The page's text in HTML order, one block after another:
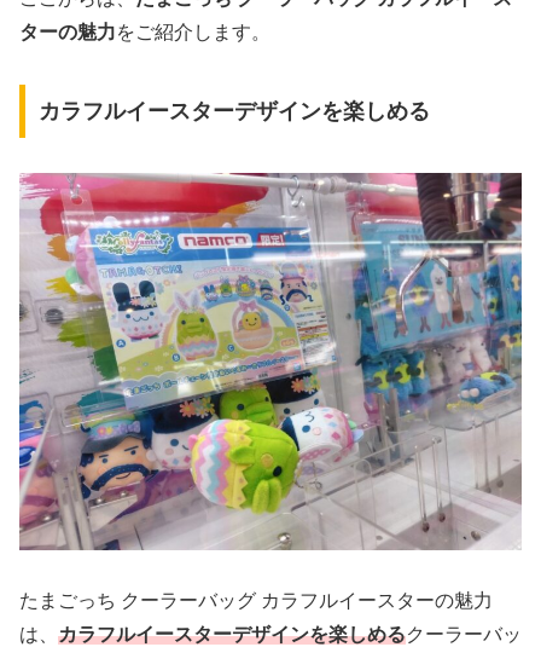
ターの魅力をご紹介します。
カラフルイースターデザインを楽しめる
たまごっち クーラーバッグ カラフルイースターの魅力
は、 カラフルイースターデザインを楽しめるクーラーバッ